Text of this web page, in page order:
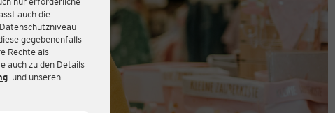
auch die
gegebenenfalls
Rechte als
auch zu den Details
und unseren